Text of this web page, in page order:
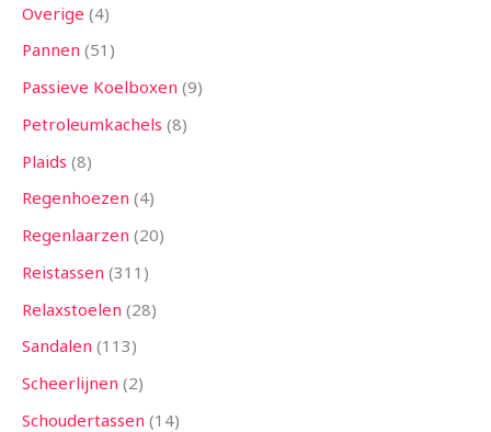
Overige 4
Pannen 51
Passieve Koelboxen 9
Petroleumkachels 8
Plaids 8
Regenhoezen 4
Regenlaarzen 20
Reistassen 311
Relaxstoelen 28
Sandalen 113
Scheerlijnen 2
Schoudertassen 14